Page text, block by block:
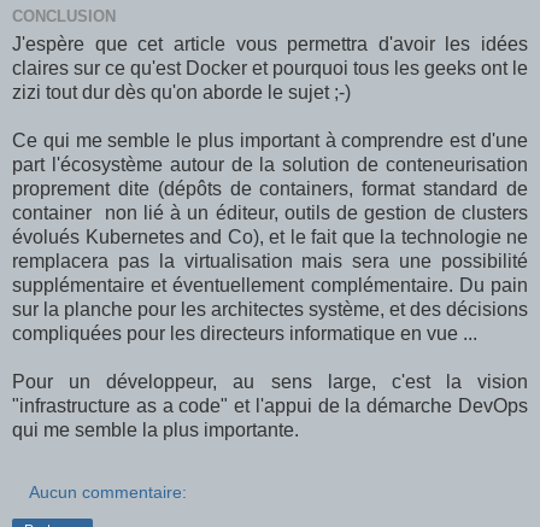
CONCLUSION
J'espère que cet article vous permettra d'avoir les idées
claires sur ce qu'est Docker et pourquoi tous les geeks ont le
zizi tout dur dès qu'on aborde le sujet ;-)
Ce qui me semble le plus important à comprendre est d'une
part l'écosystème autour de la solution de conteneurisation
proprement dite (dépôts de containers, format standard de
container non lié à un éditeur, outils de gestion de clusters
évolués Kubernetes and Co), et le fait que la technologie ne
remplacera pas la virtualisation mais sera une possibilité
supplémentaire et éventuellement complémentaire. Du pain
sur la planche pour les architectes système, et des décisions
compliquées pour les directeurs informatique en vue ...
Pour un développeur, au sens large, c'est la vision
"infrastructure as a code" et l'appui de la démarche DevOps
qui me semble la plus importante.
Aucun commentaire: